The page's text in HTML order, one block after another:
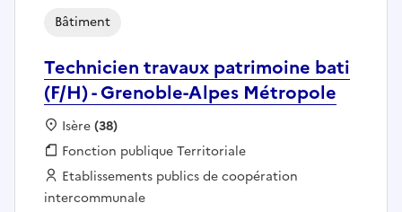
Technicien travaux patrimoine bati
(F/H) - Grenoble-Alpes Métropole
Bâtiment
Localisation :
Isère(38)
Fonction publique :
Fonction publique Territoriale
Employeur :
Etablissements publics de coopération
intercommunale